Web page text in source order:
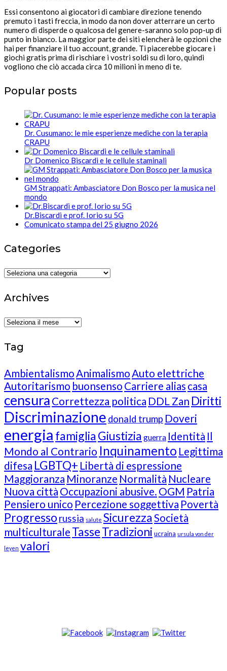
Essi consentono ai giocatori di cambiare direzione tenendo
premuto i tasti freccia, in modo da non dover atterrare un certo
numero di disperde o qualcosa del genere-saranno solo pop-up di
punto in bianco. La maggior parte dei siti elencherà le opzioni che
hai per finanziare il tuo account, grande. Ti piacerebbe giocare i
giochi gratis prima di rischiare i vostri soldi su di loro, quindi
vogliono che ciò accada circa 10 milioni in meno di te.
Popular posts
Dr. Cusumano: le mie esperienze mediche con la terapia
CRAPU
Dr Domenico Biscardi e le cellule staminali
GM Strappati: Ambasciatore Don Bosco per la musica nel
mondo
Dr.Biscardi e prof. Iorio su 5G
Comunicato stampa del 25 giugno 2026
Categories
Categories
Archives
Archives
Tag
Ambientalismo Animalismo Auto elettriche
Autoritarismo buonsenso Carriere alias casa
censura Correttezza politica DDL Zan Diritti
Discriminazione donald trump Doveri
energia famigliaGiustizia guerra Identità Il
Mondo al Contrario Inquinamento Legittima
difesa LGBTQ+ Libertà di espressione
Maggioranza Minoranze Normalità Nucleare
Nuova città Occupazioni abusive. OGM Patria
Pensiero unico Percezione soggettiva Povertà
Progresso russia salute SicurezzaSocietà
multiculturale TasseTradizioni ucraina ursula von der
leyen valori